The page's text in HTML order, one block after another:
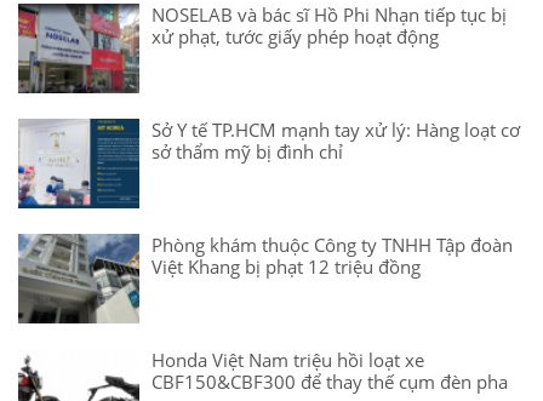
NOSELAB và bác sĩ Hồ Phi Nhạn tiếp tục bị
xử phạt, tước giấy phép hoạt động
Sở Y tế TP.HCM mạnh tay xử lý: Hàng loạt cơ
sở thẩm mỹ bị đình chỉ
Phòng khám thuộc Công ty TNHH Tập đoàn
Việt Khang bị phạt 12 triệu đồng
Honda Việt Nam triệu hồi loạt xe
CBF150&CBF300 để thay thế cụm đèn pha